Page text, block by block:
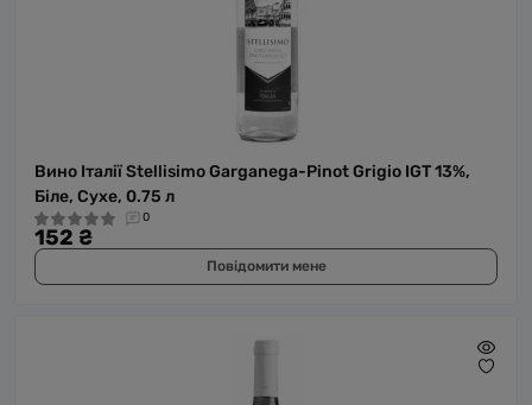
Вино Італії Stellisimo Garganega-Pinot Grigio IGT 13%,
Біле, Сухе, 0.75 л
0
152 ₴
Повідомити мене